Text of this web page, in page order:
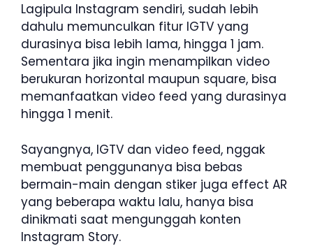
Lagipula Instagram sendiri, sudah lebih
dahulu memunculkan fitur IGTV yang
durasinya bisa lebih lama, hingga 1 jam.
Sementara jika ingin menampilkan video
berukuran horizontal maupun square, bisa
memanfaatkan video feed yang durasinya
hingga 1 menit.
Sayangnya, IGTV dan video feed, nggak
membuat penggunanya bisa bebas
bermain-main dengan stiker juga effect AR
yang beberapa waktu lalu, hanya bisa
dinikmati saat mengunggah konten
Instagram Story.